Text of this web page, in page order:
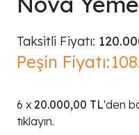
Taksitli Fiyatı:
Peşin Fiyatı:
20.000,00 TL'den
tıklayın.